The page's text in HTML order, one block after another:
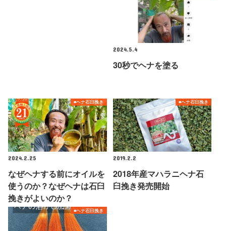
2024.5.4
30秒でヘナを塗る
■ヘナ石臼挽き
2024.2.25
なぜヘナする前にオイルを
使うのか？なぜヘナは石臼
挽きがよいのか？
■ヘナ石臼挽き
2019.2.2
2018年産マハラニヘナ石
臼挽き発売開始
■ヘナ石臼挽き